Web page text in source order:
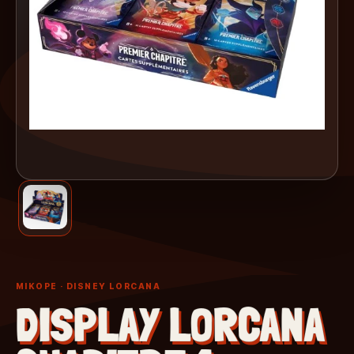
MIKOPE · DISNEY LORCANA
DISPLAY LORCANA